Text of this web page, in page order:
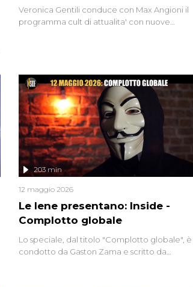
Veronica Gentili conduce con Max Angioni il
programma cult di attualita' con nuove
Le Iene presentano: Inside -
Complotto globale
203 min
12 maggio 2026
Lo speciale, dal titolo "Complotto globale", è
condotto da Gaston Zama e scritto da